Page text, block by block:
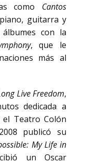
como Cantos
guitarra y
con la
, que le
más al
Live Freedom,
dedicada a
Teatro Colón
publicó su
My Life in
un Oscar